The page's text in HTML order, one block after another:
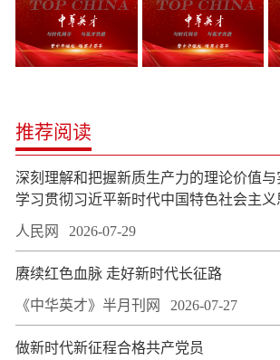
推荐阅读
深刻理解和把握新质生产力的理论价值与
学习贯彻习近平新时代中国特色社会主义
人民网 2026-07-29
赓续红色血脉 走好新时代长征路
《中华英才》半月刊网 2026-07-27
做新时代新征程合格共产党员